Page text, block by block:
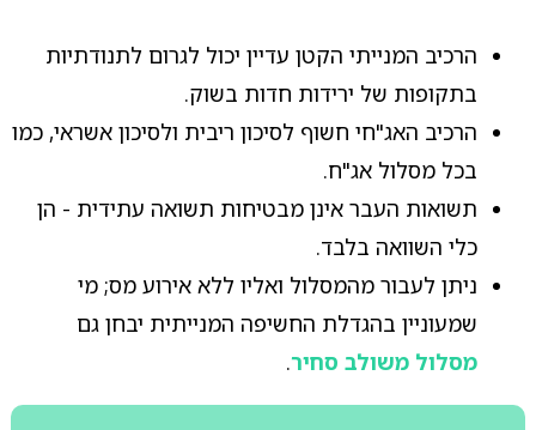
הרכיב המנייתי הקטן עדיין יכול לגרום לתנודתיות
בתקופות של ירידות חדות בשוק.
הרכיב האג"חי חשוף לסיכון ריבית ולסיכון אשראי, כמו
בכל מסלול אג"ח.
תשואות העבר אינן מבטיחות תשואה עתידית - הן
כלי השוואה בלבד.
ניתן לעבור מהמסלול ואליו ללא אירוע מס; מי
שמעוניין בהגדלת החשיפה המנייתית יבחן גם
מסלול משולב סחיר.